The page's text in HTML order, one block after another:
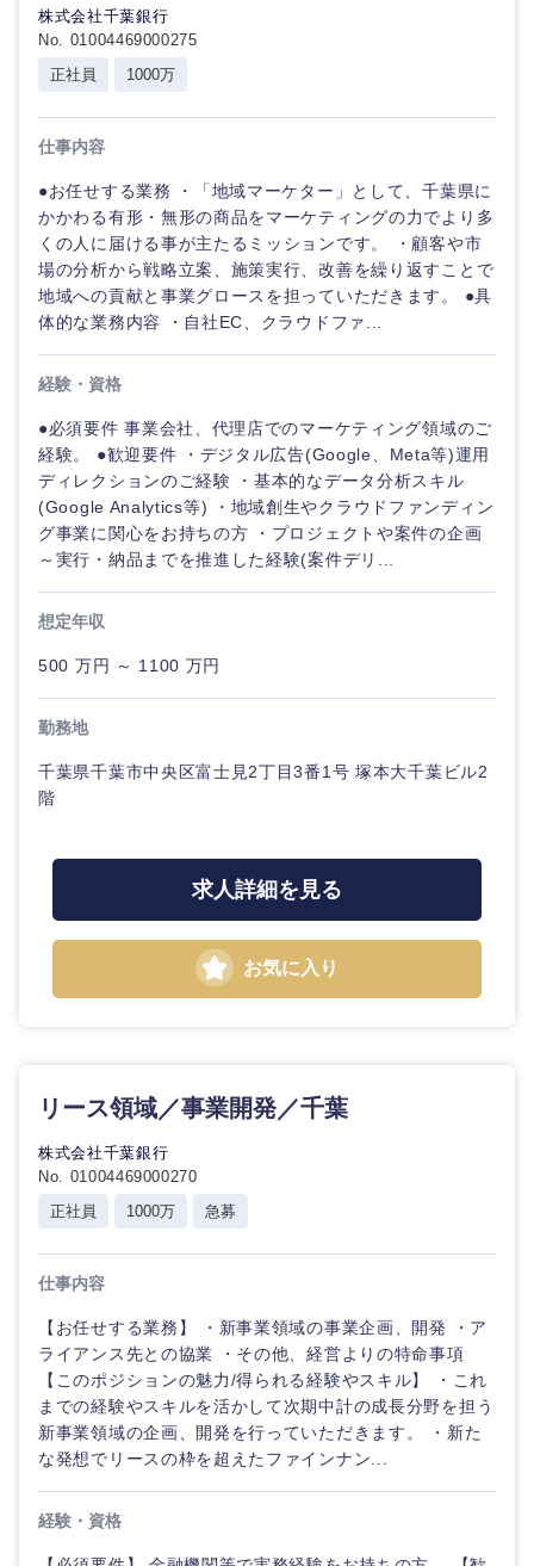
株式会社千葉銀行
No. 01004469000275
正社員
1000万
仕事内容
●お任せする業務 ・「地域マーケター」として、千葉県に
かかわる有形・無形の商品をマーケティングの力でより多
くの人に届ける事が主たるミッションです。 ・顧客や市
場の分析から戦略立案、施策実行、改善を繰り返すことで
地域への貢献と事業グロースを担っていただきます。 ●具
体的な業務内容 ・自社EC、クラウドファ...
経験・資格
●必須要件 事業会社、代理店でのマーケティング領域のご
経験。 ●歓迎要件 ・デジタル広告(Google、Meta等)運用
ディレクションのご経験 ・基本的なデータ分析スキル
(Google Analytics等) ・地域創生やクラウドファンディン
グ事業に関心をお持ちの方 ・プロジェクトや案件の企画
～実行・納品までを推進した経験(案件デリ...
想定年収
500 万円 ～ 1100 万円
勤務地
千葉県千葉市中央区富士見2丁目3番1号 塚本大千葉ビル2
階
求人詳細を見る
お気に入り
リース領域／事業開発／千葉
株式会社千葉銀行
No. 01004469000270
正社員
1000万 急募
仕事内容
【お任せする業務】 ・新事業領域の事業企画、開発 ・ア
ライアンス先との協業 ・その他、経営よりの特命事項
【このポジションの魅力/得られる経験やスキル】 ・これ
までの経験やスキルを活かして次期中計の成長分野を担う
新事業領域の企画、開発を行っていただきます。 ・新た
な発想でリースの枠を超えたファインナン...
経験・資格